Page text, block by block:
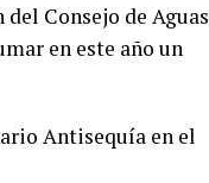
Consejo de Aguas
en este año un
Antisequía en el